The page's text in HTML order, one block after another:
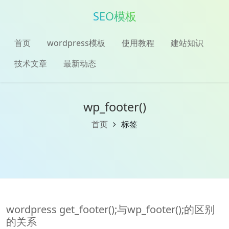
SEO模板
首页 wordpress模板 使用教程
建站知识
技术文章
最新动态
wp_footer()
首页 标签
wordpress get_footer();与wp_footer();的区别
的关系